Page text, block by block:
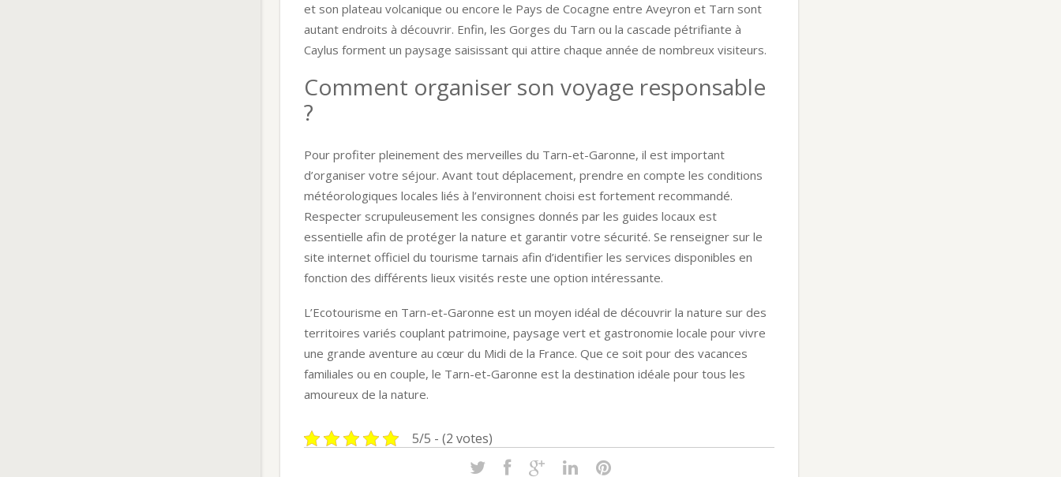
et son plateau volcanique ou encore le Pays de Cocagne entre Aveyron et Tarn sont
autant endroits à découvrir. Enfin, les Gorges du Tarn ou la cascade pétrifiante à
Caylus forment un paysage saisissant qui attire chaque année de nombreux visiteurs.
Comment organiser son voyage responsable
?
Pour profiter pleinement des merveilles du Tarn-et-Garonne, il est important
d’organiser votre séjour. Avant tout déplacement, prendre en compte les conditions
météorologiques locales liés à l’environnent choisi est fortement recommandé.
Respecter scrupuleusement les consignes donnés par les guides locaux est
essentielle afin de protéger la nature et garantir votre sécurité. Se renseigner sur le
site internet officiel du tourisme tarnais afin d’identifier les services disponibles en
fonction des différents lieux visités reste une option intéressante.
L’Ecotourisme en Tarn-et-Garonne est un moyen idéal de découvrir la nature sur des
territoires variés couplant patrimoine, paysage vert et gastronomie locale pour vivre
une grande aventure au cœur du Midi de la France. Que ce soit pour des vacances
familiales ou en couple, le Tarn-et-Garonne est la destination idéale pour tous les
amoureux de la nature.
5/5 - (2 votes)